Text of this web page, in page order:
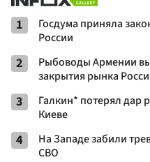
1
Госдума приняла
России
2
Рыбоводы Армении
закрытия рынка
3
Галкин* потерял дар
Киеве
4
На Западе забили
СВО